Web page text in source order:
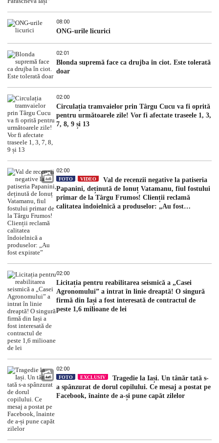
08:00
ONG-urile licurici
02:01
Blonda supremă face ca drujba în ciot. Este tolerată
doar
02:00
Circulația tramvaielor prin Târgu Cucu va fi oprită
pentru următoarele zile! Vor fi afectate traseele 1, 3,
7, 8, 9 și 13
02:00
FOTO VIDEO
Val de recenzii negative la patiseria
Papanini, deținută de Ionuț Vatamanu, fiul fostului
primar de la Târgu Frumos! Clienții reclamă
calitatea îndoielnică a produselor: „Au fost
02:00
Licitația pentru reabilitarea seismică a „Casei
Agronomului” a intrat în linie dreaptă! O singură
firmă din Iași a fost interesată de contractul de
peste 1,6 milioane de lei
02:00
FOTO EXCLUSIV
Tragedie la Iași. Un tânăr tată s-
a spânzurat de dorul copilului. Ce mesaj a postat pe
Facebook, înainte de a-și pune capăt zilelor